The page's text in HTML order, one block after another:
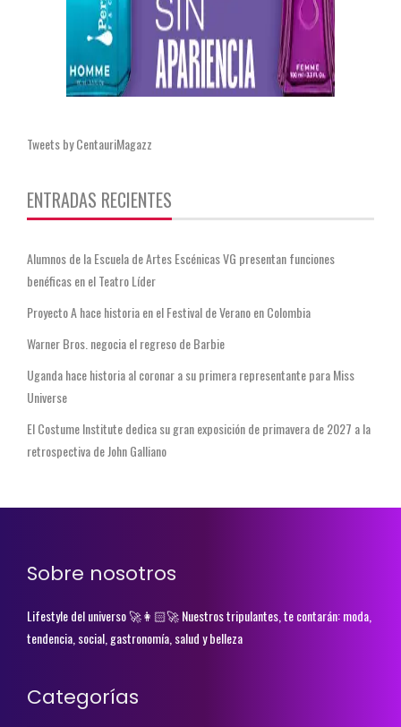
Tweets by CentauriMagazz
ENTRADAS RECIENTES
Alumnos de la Escuela de Artes Escénicas VG presentan funciones
benéficas en el Teatro Líder
Proyecto A hace historia en el Festival de Verano en Colombia
Warner Bros. negocia el regreso de Barbie
Uganda hace historia al coronar a su primera representante para Miss
Universe
El Costume Institute dedica su gran exposición de primavera de 2027 a la
retrospectiva de John Galliano
Sobre nosotros
Lifestyle del universo 🚀👩🏻‍🚀 Nuestros tripulantes, te contarán: moda,
tendencia, social, gastronomía, salud y belleza
Categorías